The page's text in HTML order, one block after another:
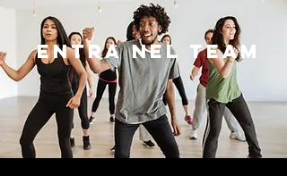
entra NEL TEAM